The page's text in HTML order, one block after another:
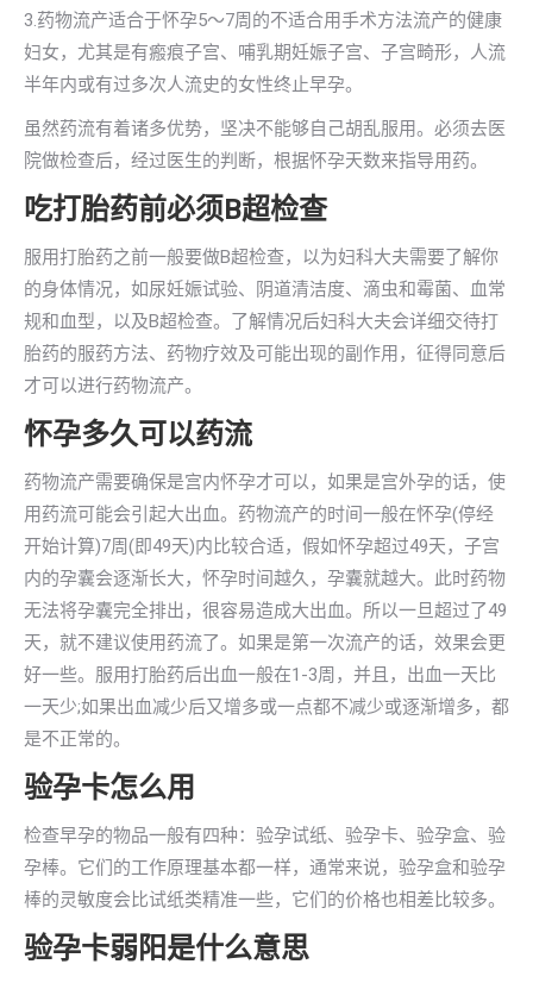
3.药物流产适合于怀孕5～7周的不适合用手术方法流产的健康
妇女，尤其是有瘢痕子宫、哺乳期妊娠子宫、子宫畸形，人流
半年内或有过多次人流史的女性终止早孕。
虽然药流有着诸多优势，坚决不能够自己胡乱服用。必须去医
院做检查后，经过医生的判断，根据怀孕天数来指导用药。
吃打胎药前必须B超检查
服用打胎药之前一般要做B超检查，以为妇科大夫需要了解你
的身体情况，如尿妊娠试验、阴道清洁度、滴虫和霉菌、血常
规和血型，以及B超检查。了解情况后妇科大夫会详细交待打
胎药的服药方法、药物疗效及可能出现的副作用，征得同意后
才可以进行药物流产。
怀孕多久可以药流
药物流产需要确保是宫内怀孕才可以，如果是宫外孕的话，使
用药流可能会引起大出血。药物流产的时间一般在怀孕(停经
开始计算)7周(即49天)内比较合适，假如怀孕超过49天，子宫
内的孕囊会逐渐长大，怀孕时间越久，孕囊就越大。此时药物
无法将孕囊完全排出，很容易造成大出血。所以一旦超过了49
天，就不建议使用药流了。如果是第一次流产的话，效果会更
好一些。服用打胎药后出血一般在1-3周，并且，出血一天比
一天少;如果出血减少后又增多或一点都不减少或逐渐增多，都
是不正常的。
验孕卡怎么用
检查早孕的物品一般有四种：验孕试纸、验孕卡、验孕盒、验
孕棒。它们的工作原理基本都一样，通常来说，验孕盒和验孕
棒的灵敏度会比试纸类精准一些，它们的价格也相差比较多。
验孕卡弱阳是什么意思